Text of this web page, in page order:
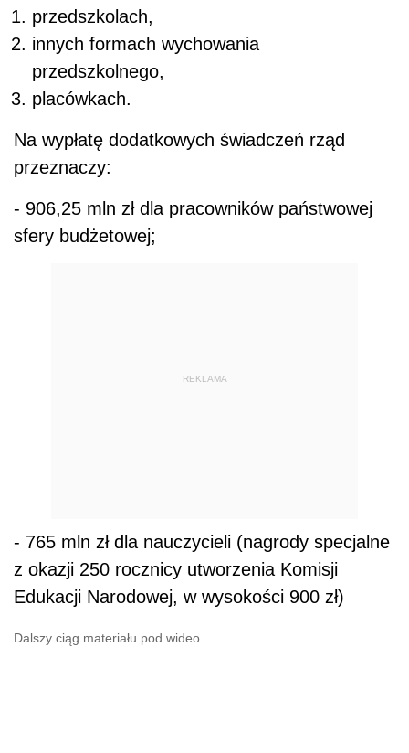
przedszkolach,
innych formach wychowania
przedszkolnego,
placówkach.
Na wypłatę dodatkowych świadczeń rząd
przeznaczy:
- 906,25 mln zł dla pracowników państwowej
sfery budżetowej;
REKLAMA
- 765 mln zł dla nauczycieli (nagrody specjalne
z okazji 250 rocznicy utworzenia Komisji
Edukacji Narodowej, w wysokości 900 zł)
Dalszy ciąg materiału pod wideo